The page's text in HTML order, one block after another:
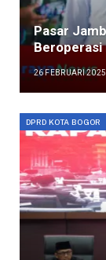
Pasar
Beroperasi
26 FEBRUARI 2025
DPRD KOTA BOGOR